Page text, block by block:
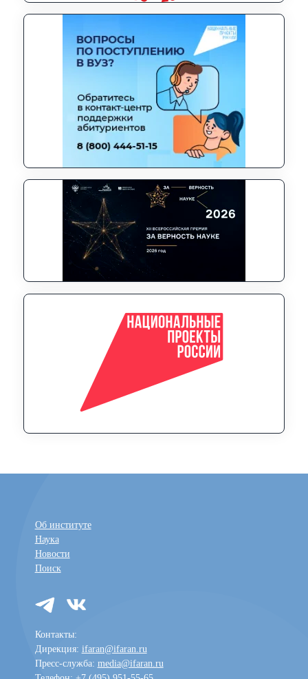
Об институте
Наука
Новости
Поиск
Контакты:
Дирекция: ifaran@ifaran.ru
Пресс-служба: media@ifaran.ru